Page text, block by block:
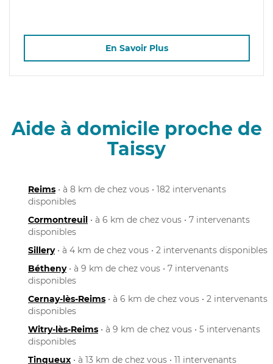
En Savoir Plus
Aide à domicile proche de
Taissy
Reims • à 8 km de chez vous • 182 intervenants
disponibles
Cormontreuil • à 6 km de chez vous • 7 intervenants
disponibles
Sillery• à 4 km de chez vous • 2 intervenants disponibles
Bétheny• à 9 km de chez vous • 7 intervenants
disponibles
Cernay-lès-Reims • à 6 km de chez vous • 2 intervenants
disponibles
Witry-lès-Reims • à 9 km de chez vous • 5 intervenants
disponibles
Tinqueux • à 13 km de chez vous • 11 intervenants